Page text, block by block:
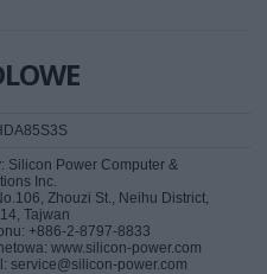
Silicon Power Computer &
Inc.
Zhouzi St., Neihu District,
Tajwan
+886-2-8797-8833
www.silicon-power.com
service@silicon-power.com